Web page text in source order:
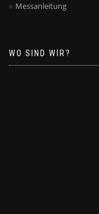
Messanleitung
WO SIND WIR?